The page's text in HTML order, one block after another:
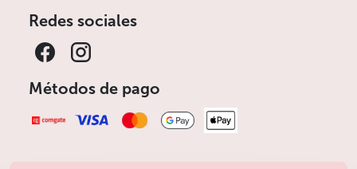
Redes sociales
Métodos de pago